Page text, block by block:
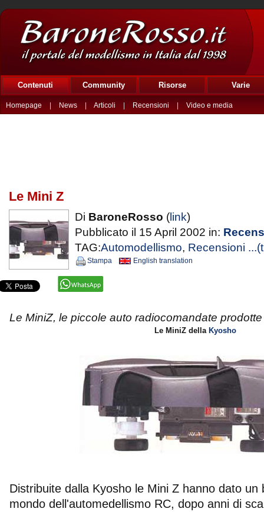
Contenuti Community Risorse Varie
Homepage News Articoli Recensioni Video e media
Le Mini Z
Di BaroneRosso ( link)
Pubblicato il 15 April 2002 in:
TAG:Automodellismo, Recensioni
Stampa English translation
Le MiniZ, le piccole auto radiocomandate
Le MiniZ della Kyosho
Distribuite dalla Kyosho le Mini Z hanno dato un
mondo dell'automedellismo RC, dopo anni di